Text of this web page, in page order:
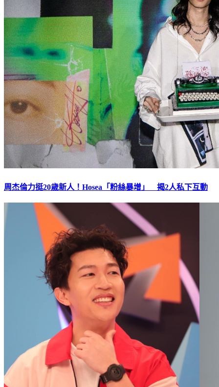
周杰倫力挺20歲新人！Hosea「粉絲暴增」 揭2人私下互動